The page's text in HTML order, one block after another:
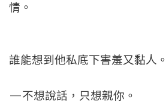
情。
誰能想到他私底下害羞又黏人。
—不想說話，只想親你。